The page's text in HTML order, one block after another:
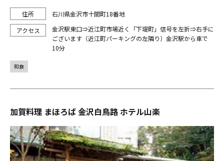
石川県金沢市十間町18番地
金沢駅東口⇒近江町市場近く「下堤町」信号を左折⇒右手に
ございます（近江町パーキングの左隣り）金沢駅から車で
10分
和食
加賀料理 まほろば 金沢白鳥路 ホテル山楽